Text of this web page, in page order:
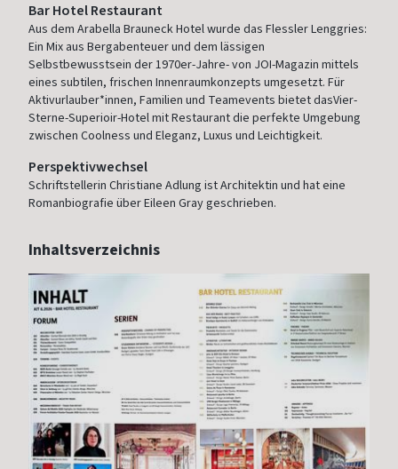
Bar Hotel Restaurant
Aus dem Arabella Brauneck Hotel wurde das Flessler Lenggries:
Ein Mix aus Bergabenteuer und dem lässigen
Selbstbewusstsein der 1970er-Jahre- von JOI-Magazin mittels
eines subtilen, frischen Innenraumkonzepts umgesetzt. Für
Aktivurlauber*innen, Familien und Teamevents bietet dasVier-
Sterne-Superioir-Hotel mit Restaurant die perfekte Umgebung
zwischen Coolness und Eleganz, Luxus und Leichtigkeit.
Perspektivwechsel
Schriftstellerin Christiane Adlung ist Architektin und hat eine
Romanbiografie über Eileen Gray geschrieben.
Inhaltsverzeichnis